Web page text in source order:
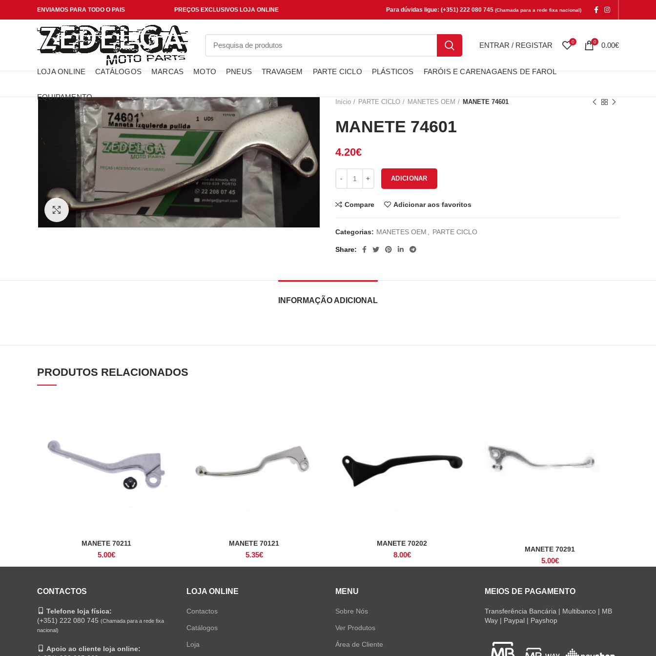
ENVIAMOS PARA TODO O PAIS PREÇOS EXCLUSIVOS LOJA ONLINE Para dúvidas ligue: (+351) 222 080 745 (Chamada para a rede fixa nacional)
ENTRAR / REGISTAR 0 0 0.00€
LOJA ONLINE CATÁLOGOS MARCAS MOTO PNEUS TRAVAGEM PARTE CICLO PLÁSTICOS FARÓIS E CARENAGAENS DE FAROL
EQUIPAMENTO
Click to enlarge
Início PARTE CICLO MANETES OEM MANETE 74601
MANETE 74601
4.20€
ADICIONAR
Compare Adicionar aos favoritos
Categorias: MANETES OEM PARTE CICLO
Share
INFORMAÇÃO ADICIONAL
PRODUTOS RELACIONADOS
ADICIONAR
MANETE 70211
5.00€
ADICIONAR
MANETE 70121
5.35€
ADICIONAR
MANETE 70202
8.00€
ADICIONAR
MANETE 70291
5.00€
CONTACTOS
Telefone loja física:
(+351) 222 080 745 (Chamada para a rede fixa
nacional)
Apoio ao cliente loja online:
LOJA ONLINE
Contactos
Catálogos
Loja
MENU
Sobre Nós
Ver Produtos
Área de Cliente
MEIOS DE PAGAMENTO
Transferência Bancária | Multibanco | MB
Way | Paypal | Payshop